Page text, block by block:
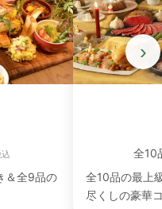
＆全9品の
全10
全10品の最上
尽くしの豪華
›